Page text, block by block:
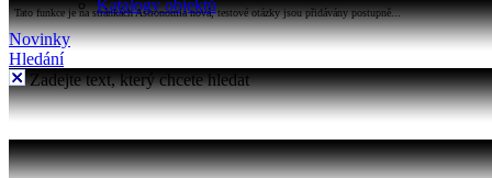
Katalogy objektů
Tato funkce je na stránkách Astronomia nová, testové otázky jsou přidávány postupně...
Novinky
Hledání
Zadejte text, který chcete hledat